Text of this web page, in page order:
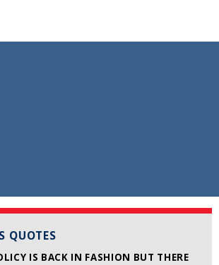
QUOTES
IS BACK IN FASHION BUT THERE